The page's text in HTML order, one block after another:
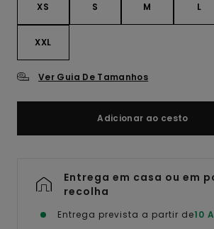
XS S M L
XXL
Ver Guia De Tamanhos
Adicionar ao cesto
Entrega em casa ou em
recolha
Entrega prevista a partir de10